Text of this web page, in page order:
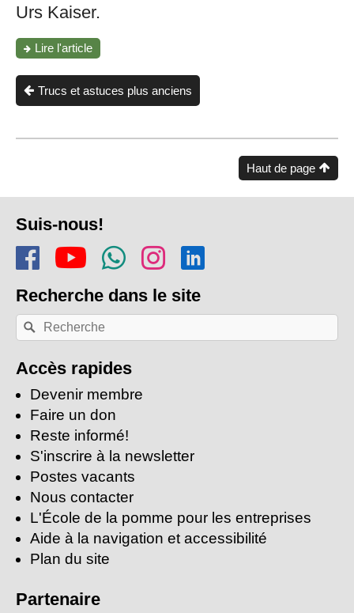
Urs Kaiser.
Lire l'article"Installer
et
utiliser
Gemini"
Trucs et astuces plus anciens
Haut de page
de
page
Suis-nous!
Rejoins-nous sur Facebook
Regarde-nous sur
Rejoins notre
Suis-nous sur
Recherche dans le site
Recherche
par
clés:
Rechercher
Accès rapides
Devenir membre
Faire un don
Reste informé!
S'inscrire à la newsletter
Postes vacants
Nous contacter
L'École de la pomme pour les entreprises
Aide à la navigation et accessibilité
Plan du site
Partenaire